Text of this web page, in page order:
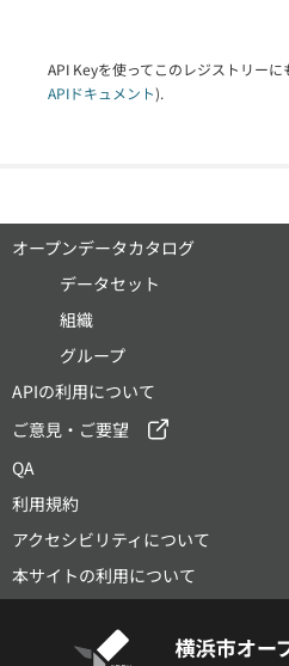
API Keyを使ってこのレジストリーに
APIドキュメント).
オープンデータカタログ
データセット
組織
グループ
APIの利用について
ご意見・ご要望
QA
利用規約
アクセシビリティについて
本サイトの利用について